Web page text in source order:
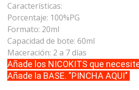
Características:
Porcentaje: 100%PG
Formato: 20ml
Capacidad de bote: 60ml
Maceración: 2 a 7 días
Añade los NICOKITS que
Añade la BASE. "PINCHA AQUI"